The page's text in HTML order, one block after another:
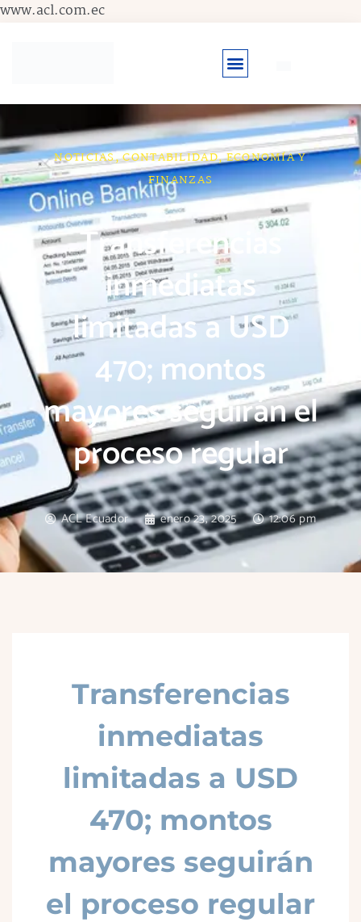
www.acl.com.ecIr
NOTICIAS,CONTABILIDAD,ECONOMÍA Y
FINANZAS
Transferencias
inmediatas
limitadas a USD
470; montos
mayores seguirán el
proceso regular
ACL Ecuador enero 23, 2025 12:06 pm
Transferencias
inmediatas
limitadas a USD
470; montos
mayores seguirán
el proceso regular